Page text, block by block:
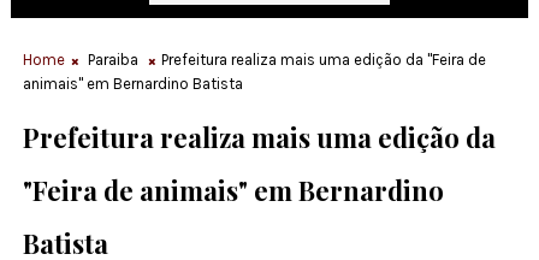
Home Paraiba
Prefeitura realiza mais uma edição da "Feira de
animais" em Bernardino Batista
Prefeitura realiza mais uma edição da
"Feira de animais" em Bernardino
Batista